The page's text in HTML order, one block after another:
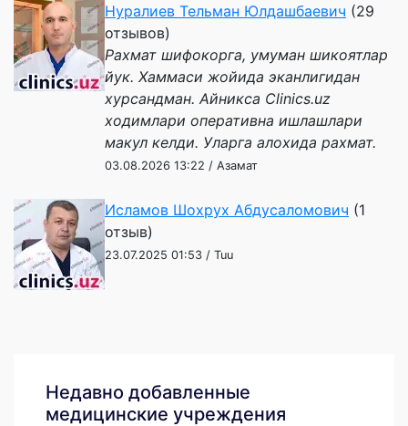
Нуралиев Тельман Юлдашбаевич (29
отзывов)
Рахмат шифокорга, умуман шикоятлар
йук. Хаммаси жойида эканлигидан
хурсандман. Айникса Clinics.uz
ходимлари оперативна ишлашлари
макул келди. Уларга алохида рахмат.
03.08.2026 13:22 / Азамат
Исламов Шохрух Абдусаломович (1
отзыв)
23.07.2025 01:53 / Tuu
Недавно добавленные
медицинские учреждения